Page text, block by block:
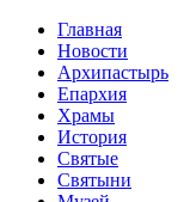
Главная
Новости
Архипастырь
Епархия
Храмы
История
Святые
Святыни